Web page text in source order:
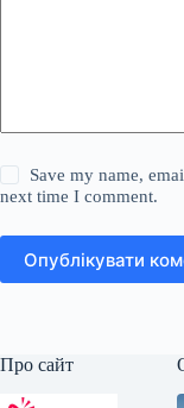
Save my name,
next time I comment.
Опублікувати
Про сайт